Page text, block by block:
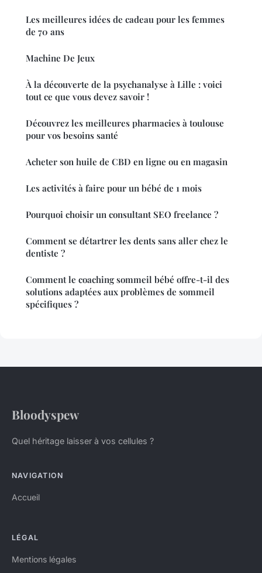
Les meilleures idées de cadeau pour les femmes
de 70 ans
Machine De Jeux
À la découverte de la psychanalyse à Lille : voici
tout ce que vous devez savoir !
Découvrez les meilleures pharmacies à toulouse
pour vos besoins santé
Acheter son huile de CBD en ligne ou en magasin
Les activités à faire pour un bébé de 1 mois
Pourquoi choisir un consultant SEO freelance ?
Comment se détartrer les dents sans aller chez le
dentiste ?
Comment le coaching sommeil bébé offre-t-il des
solutions adaptées aux problèmes de sommeil
spécifiques ?
Bloodyspew
Quel héritage laisser à vos cellules ?
NAVIGATION
Accueil
LÉGAL
Mentions légales